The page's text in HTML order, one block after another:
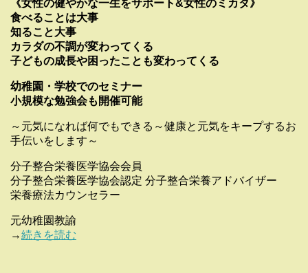
《女性の健やかな一生をサポート&女性のミカタ》
食べることは大事
知ること大事
カラダの不調が変わってくる
子どもの成長や困ったことも変わってくる
幼稚園・学校でのセミナー
小規模な勉強会も開催可能
～元気になれば何でもできる～健康と元気をキープするお
手伝いをします～
分子整合栄養医学協会会員
分子整合栄養医学協会認定 分子整合栄養アドバイザー
栄養療法カウンセラー
元幼稚園教諭
→続きを読む